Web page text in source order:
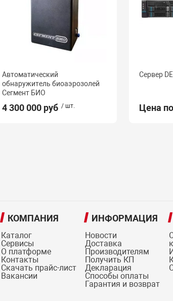
техника
автомобили
средства охраны
Автоматический
обнаружитель биоаэрозолей
Сегмент БИО
4 300 000 руб / шт.
Сервер
Цена
КОМПАНИЯ
Каталог
Сервисы
О платформе
Контакты
Скачать прайс-лист
Вакансии
ИНФОРМАЦИЯ
Новости
Доставка
Производителям
Получить КП
Декларация
Способы оплаты
Гарантия и возврат